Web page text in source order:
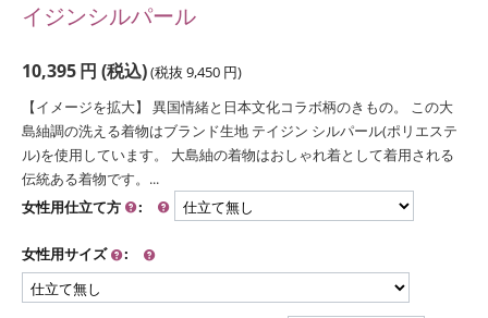
イジンシルパール
10,395円 (税込)(税抜 9,450 円)
【イメージを拡大】 異国情緒と日本文化コラボ柄のきもの。 この大
島紬調の洗える着物はブランド生地 テイジン シルパール(ポリエステ
ル)を使用しています。 大島紬の着物はおしゃれ着として着用される
伝統ある着物です。...
女性用仕立て方
:
女性用サイズ :